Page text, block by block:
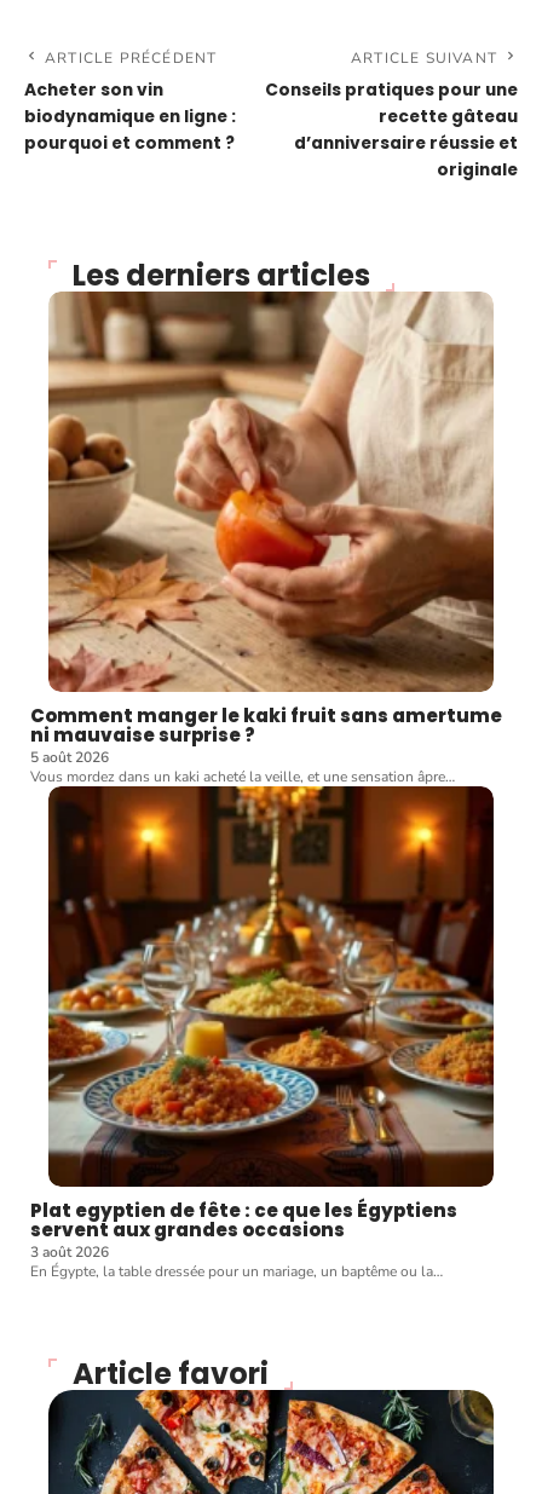
ARTICLE PRÉCÉDENT
Acheter son vin
biodynamique en ligne :
pourquoi et comment ?
ARTICLE SUIVANT
Conseils pratiques pour une
recette gâteau
d’anniversaire réussie et
originale
Les derniers articles
Comment manger le kaki fruit sans amertume
ni mauvaise surprise ?
5 août 2026
Vous mordez dans un kaki acheté la veille, et une sensation âpre…
Plat egyptien de fête : ce que les Égyptiens
servent aux grandes occasions
3 août 2026
En Égypte, la table dressée pour un mariage, un baptême ou la…
Article favori